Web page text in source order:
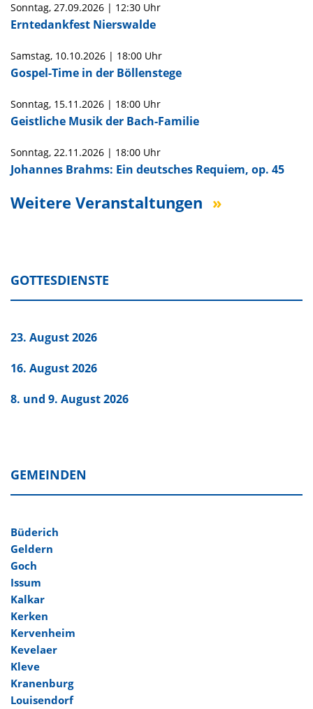
Sonntag, 27.09.2026 | 12:30 Uhr
Erntedankfest Nierswalde
Samstag, 10.10.2026 | 18:00 Uhr
Gospel-Time in der Böllenstege
Sonntag, 15.11.2026 | 18:00 Uhr
Geistliche Musik der Bach-Familie
Sonntag, 22.11.2026 | 18:00 Uhr
Johannes Brahms: Ein deutsches Requiem, op. 45
Weitere Veranstaltungen
GOTTESDIENSTE
23. August 2026
16. August 2026
8. und 9. August 2026
GEMEINDEN
Büderich
Geldern
Goch
Issum
Kalkar
Kerken
Kervenheim
Kevelaer
Kleve
Kranenburg
Louisendorf